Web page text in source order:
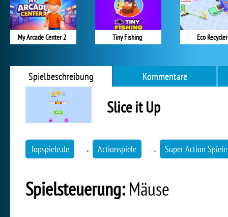
My Arcade Center 2 Tiny Fishing Eco Recycler
Spielbeschreibung Kommentare
Slice it Up
Topspiele.de → Actionspiele → Super Action Spiele
Spielsteuerung:Mäuse